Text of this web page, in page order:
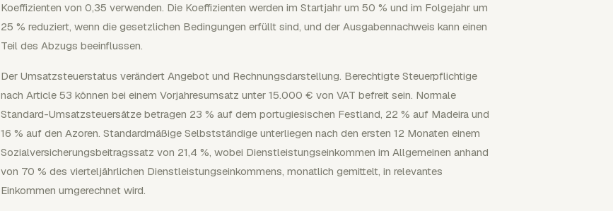
Koeffizienten von 0,35 verwenden. Die Koeffizienten werden im Startjahr um 50 % und im Folgejahr um
25 % reduziert, wenn die gesetzlichen Bedingungen erfüllt sind, und der Ausgabennachweis kann einen
Teil des Abzugs beeinflussen.
Der Umsatzsteuerstatus verändert Angebot und Rechnungsdarstellung. Berechtigte Steuerpflichtige
nach Article 53 können bei einem Vorjahresumsatz unter 15.000 € von VAT befreit sein. Normale
Standard-Umsatzsteuersätze betragen 23 % auf dem portugiesischen Festland, 22 % auf Madeira und
16 % auf den Azoren. Standardmäßige Selbstständige unterliegen nach den ersten 12 Monaten einem
Sozialversicherungsbeitragssatz von 21,4 %, wobei Dienstleistungseinkommen im Allgemeinen anhand
von 70 % des vierteljährlichen Dienstleistungseinkommens, monatlich gemittelt, in relevantes
Einkommen umgerechnet wird.